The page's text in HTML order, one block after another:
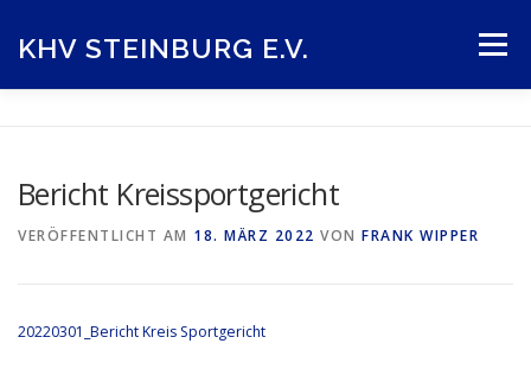
springen
KHV STEINBURG E.V. Menü
AUSWAHLEN
Bericht Kreissportgericht
VERÖFFENTLICHT AM 18. MÄRZ 2022 VON FRANK WIPPER
20220301_Bericht Kreis Sportgericht